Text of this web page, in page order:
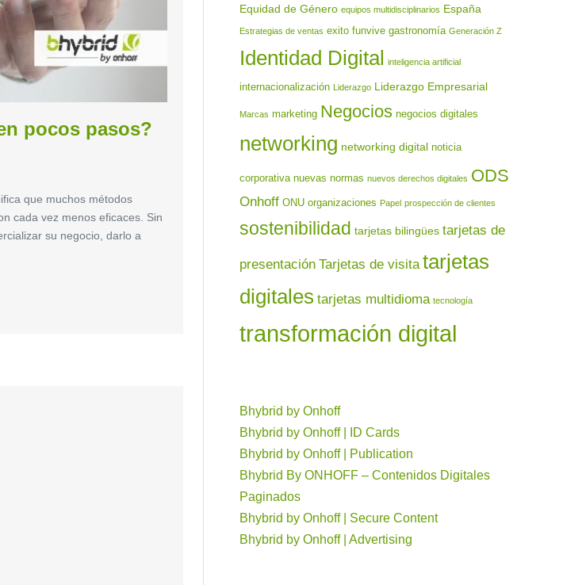
pocos pasos?
que muchos métodos
cada vez menos eficaces. Sin
su negocio, darlo a
Equidad de Género equipos multidisciplinarios España
Estrategias de ventas exito funvive gastronomía Generación Z
Identidad Digital inteligencia artificial
internacionalización Liderazgo Liderazgo Empresarial
Marcas marketing Negocios negocios digitales
networking networking digital noticia
corporativa nuevas normas nuevos derechos digitales ODS
Onhoff ONU organizaciones Papel prospección de clientes
sostenibilidad tarjetas bilingües tarjetas de
presentación Tarjetas de visita tarjetas
digitales tarjetas multidioma tecnología
transformación digital
Bhybrid by Onhoff
Bhybrid by Onhoff | ID Cards
Bhybrid by Onhoff | Publication
Bhybrid By ONHOFF – Contenidos Digitales
Paginados
Bhybrid by Onhoff | Secure Content
Bhybrid by Onhoff | Advertising